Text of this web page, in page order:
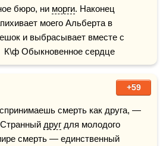
бюро, ни морги. Наконец
моего Альберта в
и выбрасывает вместе с
К\ф Обыкновенное сердце
+59
друг для молодого
смерть — единственный